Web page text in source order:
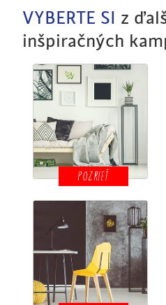
VYBERTE SI
z
inšpiračných
POZRIEŤ